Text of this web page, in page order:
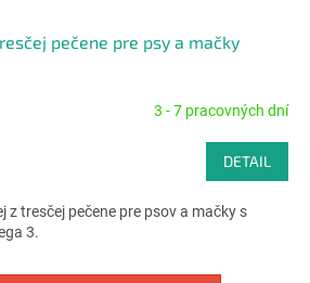
pečene pre psy a mačky
3 - 7 pracovných dní
DETAIL
z tresčej pečene pre psov a mačky s
3.